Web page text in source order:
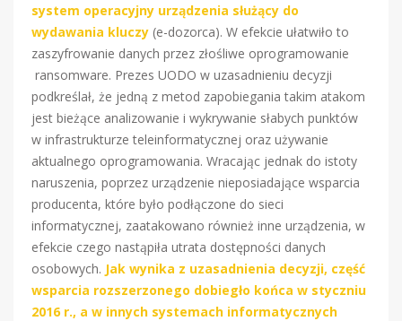
system operacyjny urządzenia służący do
wydawania kluczy (e-dozorca). W efekcie ułatwiło to
zaszyfrowanie danych przez złośliwe oprogramowanie
ransomware. Prezes UODO w uzasadnieniu decyzji
podkreślał, że jedną z metod zapobiegania takim atakom
jest bieżące analizowanie i wykrywanie słabych punktów
w infrastrukturze teleinformatycznej oraz używanie
aktualnego oprogramowania. Wracając jednak do istoty
naruszenia, poprzez urządzenie nieposiadające wsparcia
producenta, które było podłączone do sieci
informatycznej, zaatakowano również inne urządzenia, w
efekcie czego nastąpiła utrata dostępności danych
osobowych. Jak wynika z uzasadnienia decyzji, część
wsparcia rozszerzonego dobiegło końca w styczniu
2016 r., a w innych systemach informatycznych